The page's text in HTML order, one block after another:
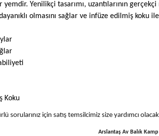
Yenilikçi tasarımı, uzantılarının
olmasını sağlar ve infüze edilmiş koku
Koku
sorularınız için satış temsilcimiz size yardımcı
Arslantaş Av Balık Kamp